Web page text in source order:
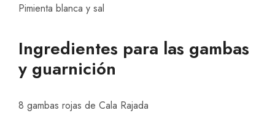
Pimienta blanca y sal
Ingredientes para las gambas
y guarnición
8 gambas rojas de Cala Rajada